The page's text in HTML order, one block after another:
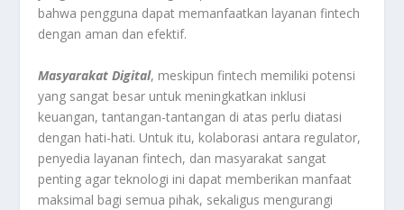
bahwa pengguna dapat memanfaatkan layanan fintech
dengan aman dan efektif.
Masyarakat Digital, meskipun fintech memiliki potensi
yang sangat besar untuk meningkatkan inklusi
keuangan, tantangan-tantangan di atas perlu diatasi
dengan hati-hati. Untuk itu, kolaborasi antara regulator,
penyedia layanan fintech, dan masyarakat sangat
penting agar teknologi ini dapat memberikan manfaat
maksimal bagi semua pihak, sekaligus mengurangi